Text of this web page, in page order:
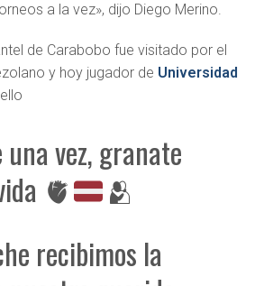
a la vez», dijo Diego Merino.
de Carabobo fue visitado por el
y hoy jugador de Universidad
vez, granate
🫀
🫂
recibimos la